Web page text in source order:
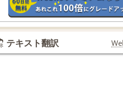
テキスト翻訳